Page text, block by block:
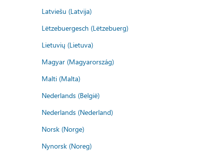
Latviešu (Latvija)
Lëtzebuergesch (Lëtzebuerg)
Lietuvių (Lietuva)
Magyar (Magyarország)
Malti (Malta)
Nederlands (België)
Nederlands (Nederland)
Norsk (Norge)
Nynorsk (Noreg)